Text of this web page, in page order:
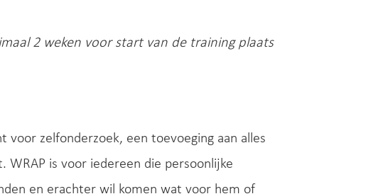
2 weken voor start van de training plaats
voor zelfonderzoek, een toevoeging aan alles
is voor iedereen die persoonlijke
en erachter wil komen wat voor hem of